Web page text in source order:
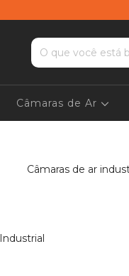
Câmaras de Ar
Câmaras de ar
Industrial